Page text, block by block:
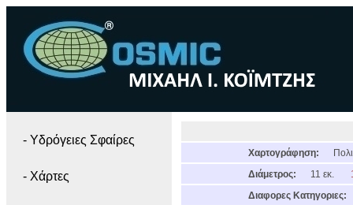
- Yδρόγειες Σφαίρες
- Χάρτες
Χαρτογράφηση:
Διάμετρος:
11 εκ.
Διαφορες Κατηγοριες: